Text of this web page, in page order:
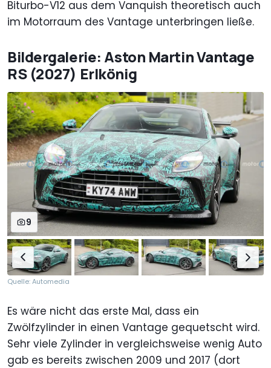
Biturbo-V12 aus dem Vanquish theoretisch auch
im Motorraum des Vantage unterbringen ließe.
Bildergalerie: Aston Martin Vantage
RS (2027) Erlkönig
9
Quelle: Automedia
Es wäre nicht das erste Mal, dass ein
Zwölfzylinder in einen Vantage gequetscht wird.
Sehr viele Zylinder in vergleichsweise wenig Auto
gab es bereits zwischen 2009 und 2017 (dort